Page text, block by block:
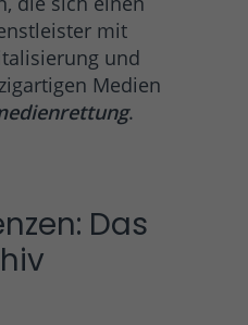
mit
und
Medien
.
Das